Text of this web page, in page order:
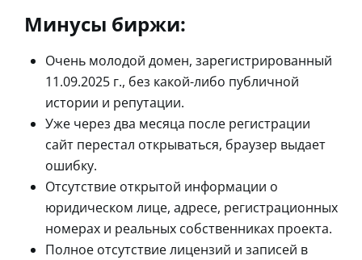
Минусы биржи:
Очень молодой домен, зарегистрированный
11.09.2025 г., без какой-либо публичной
истории и репутации.
Уже через два месяца после регистрации
сайт перестал открываться, браузер выдает
ошибку.
Отсутствие открытой информации о
юридическом лице, адресе, регистрационных
номерах и реальных собственниках проекта.
Полное отсутствие лицензий и записей в